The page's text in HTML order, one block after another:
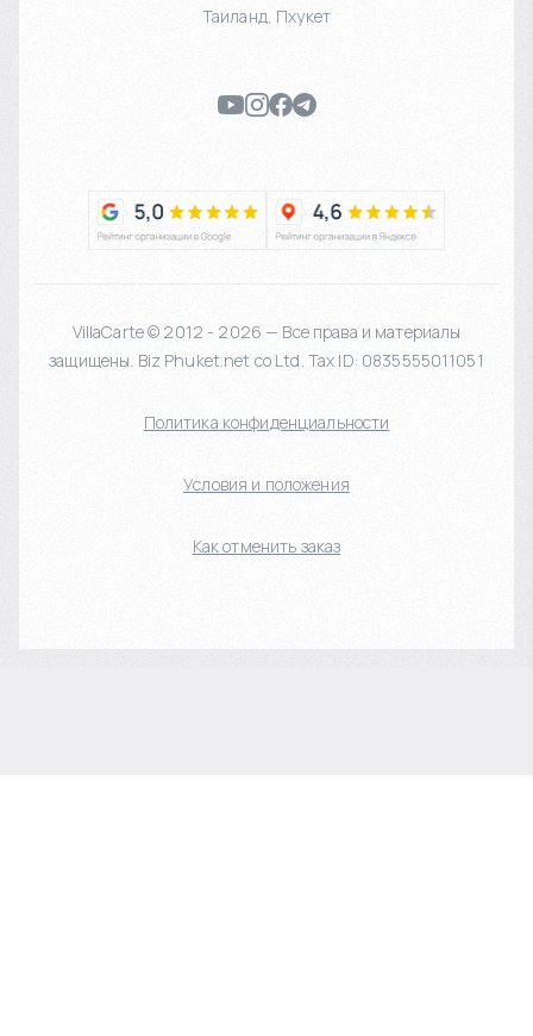
Таиланд, Пхукет
VillaCarte © 2012 - 2026 — Все права и материалы
защищены. Biz Phuket.net co Ltd. Tax ID: 0835555011051
Политика конфиденциальности
Условия и положения
Как отменить заказ